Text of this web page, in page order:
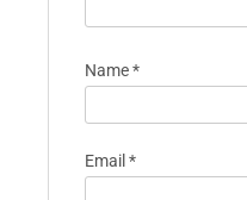
Name*
Email*